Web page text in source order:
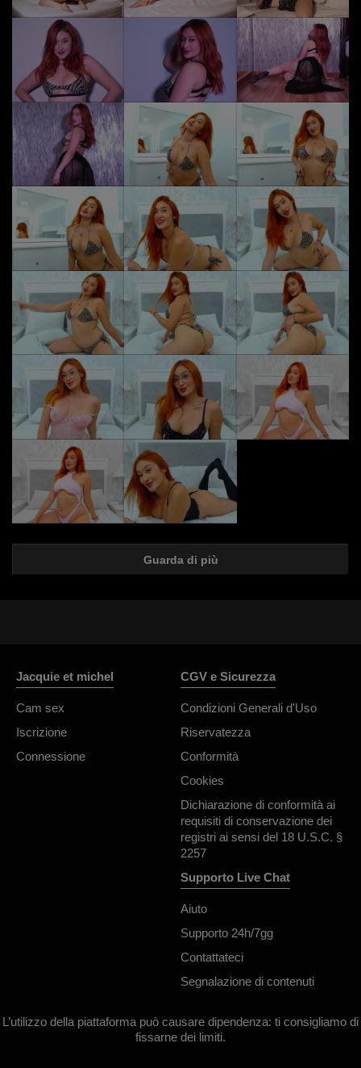
Guarda di più
Jacquie et michel
Cam sex
Iscrizione
Connessione
CGV e Sicurezza
Condizioni Generali d'Uso
Riservatezza
Conformità
Cookies
Dichiarazione di conformità ai
requisiti di conservazione dei
registri ai sensi del 18 U.S.C. §
2257
Supporto Live Chat
Aiuto
Supporto 24h/7gg
Contattateci
Segnalazione di contenuti
L’utilizzo della piattaforma può causare dipendenza: ti consigliamo di
fissarne dei limiti.